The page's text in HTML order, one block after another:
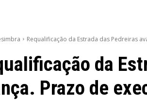
Requalificação da Estrada das Pedreiras
da
Prazo de